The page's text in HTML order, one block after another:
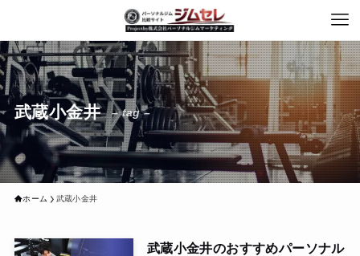
武蔵小金井 – tag –
ホーム 武蔵小金井
武蔵小金井のおすすめパーソナル